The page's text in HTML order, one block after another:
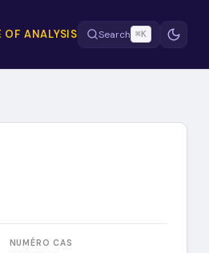
OF ANALYSIS Search ⌘K
NUMÉRO CAS